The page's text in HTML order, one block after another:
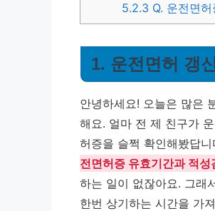
5.2.3 Q. 운전면
1. 운전면허 갱
안녕하세요! 오늘은 많은
해요. 얼마 전 제 친구가
허증을 슬쩍 확인해봤답
전면허증 유효기간과 적
하는 일이 없잖아요. 그래
한번 상기하는 시간을 가